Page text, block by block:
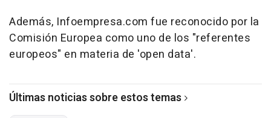
Además, Infoempresa.com fue reconocido por la
Comisión Europea como uno de los "referentes
europeos" en materia de 'open data'.
Últimas noticias sobre estos temas